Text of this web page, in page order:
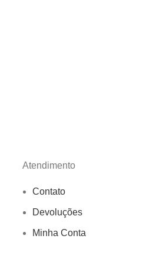
Atendimento
Contato
Devoluções
Minha Conta